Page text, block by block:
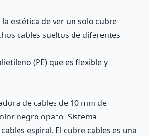
estética de ver un solo cubre
cables sueltos de diferentes
(PE) que es flexible y
de cables de 10 mm de
negro opaco. Sistema
espiral. El cubre cables es una